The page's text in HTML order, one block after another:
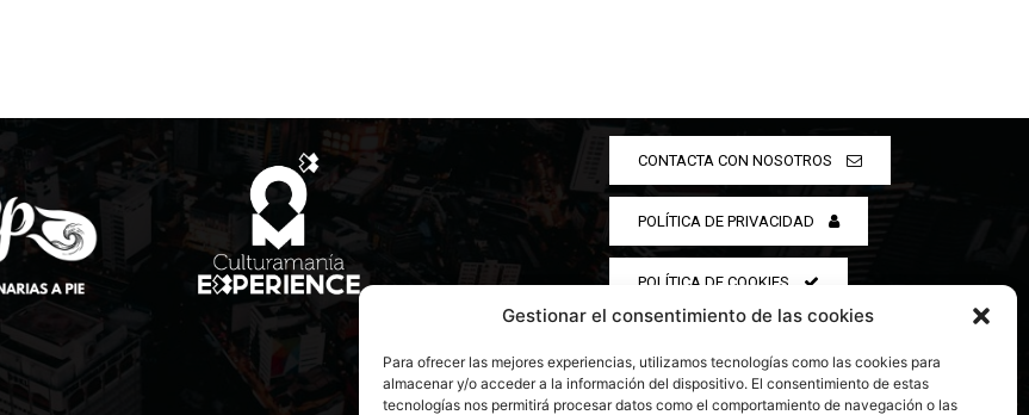
Gestionar el consentimiento de las cookies
Para ofrecer las mejores experiencias, utilizamos tecnologías como las cookies para
almacenar y/o acceder a la información del dispositivo. El consentimiento de estas
tecnologías nos permitirá procesar datos como el comportamiento de navegación o las
CONTACTA CON NOSOTROS
POLÍTICA DE PRIVACIDAD
POLÍTICA DE COOKIES